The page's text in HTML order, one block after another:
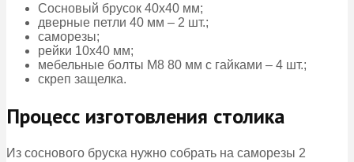
Сосновый брусок 40х40 мм;
дверные петли 40 мм – 2 шт.;
саморезы;
рейки 10х40 мм;
мебельные болты М8 80 мм с гайками – 4 шт.;
скреп защелка.
Процесс изготовления столика
Из соснового бруска нужно собрать на саморезы 2